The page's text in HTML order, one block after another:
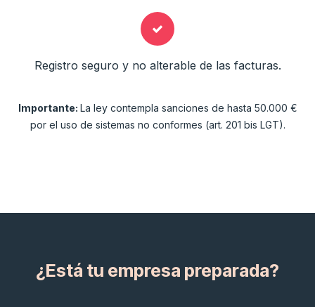
Registro seguro y no alterable de las facturas.
Importante: La ley contempla sanciones de hasta 50.000 €
por el uso de sistemas no conformes (art. 201 bis LGT).
¿Está tu empresa preparada?